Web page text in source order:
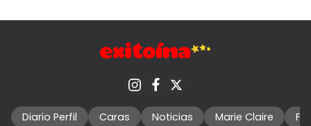
Diario Perfil Caras Noticias Marie Claire